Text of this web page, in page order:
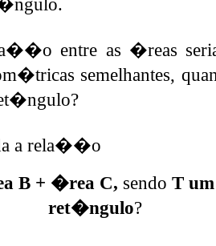
entre as �reas
semelhantes,
a rela��o
B + �rea C, sendo T
ret�ngulo?